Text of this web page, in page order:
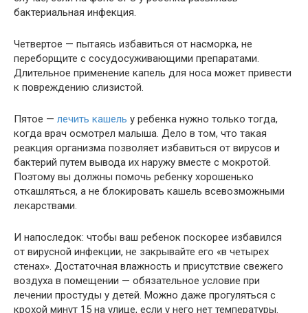
бактериальная инфекция.
Четвертое — пытаясь избавиться от насморка, не
переборщите с сосудосуживающими препаратами.
Длительное применение капель для носа может привести
к повреждению слизистой.
Пятое — лечить кашель у ребенка нужно только тогда,
когда врач осмотрел малыша. Дело в том, что такая
реакция организма позволяет избавиться от вирусов и
бактерий путем вывода их наружу вместе с мокротой.
Поэтому вы должны помочь ребенку хорошенько
откашляться, а не блокировать кашель всевозможными
лекарствами.
И напоследок: чтобы ваш ребенок поскорее избавился
от вирусной инфекции, не закрывайте его «в четырех
стенах». Достаточная влажность и присутствие свежего
воздуха в помещении — обязательное условие при
лечении простуды у детей. Можно даже прогуляться с
крохой минут 15 на улице, если у него нет температуры.